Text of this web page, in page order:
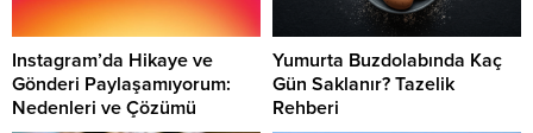
Instagram’da Hikaye ve
Gönderi Paylaşamıyorum:
Nedenleri ve Çözümü
Yumurta Buzdolabında Kaç
Gün Saklanır? Tazelik
Rehberi